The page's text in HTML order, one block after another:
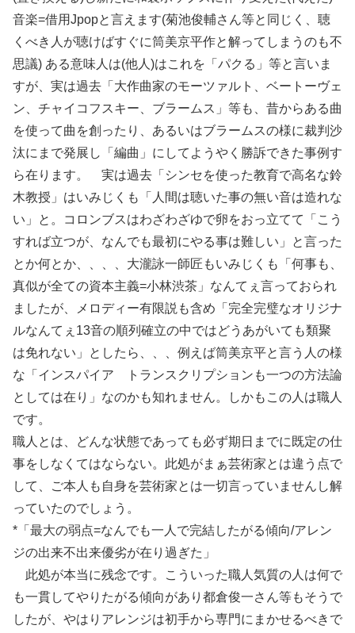
音楽=借用Jpopと言えます(菊池俊輔さん等と同じく、聴
くべき人が聴けばすぐに筒美京平作と解ってしまうのも不
思議) ある意味人は(他人)はこれを「パクる」等と言いま
すが、実は過去「大作曲家のモーツァルト、ベートーヴェ
ン、チャイコフスキー、ブラームス」等も、昔からある曲
を使って曲を創ったり、あるいはブラームスの様に裁判沙
汰にまで発展し「編曲」にしてようやく勝訴できた事例す
ら在ります。 実は過去「シンセを使った教育で高名な鈴
木教授」はいみじくも「人間は聴いた事の無い音は造れな
い」と。コロンブスはわざわざゆで卵をおっ立てて「こう
すれば立つが、なんでも最初にやる事は難しい」と言った
とか何とか、、、、大瀧詠一師匠もいみじくも「何事も、
真似が全ての資本主義=小林渋茶」なんてぇ言っておられ
ましたが、メロディー有限説も含め「完全完璧なオリジナ
ルなんてぇ13音の順列確立の中ではどうあがいても類聚
は免れない」としたら、、、例えば筒美京平と言う人の様
な「インスパイア トランスクリプションも一つの方法論
としては在り」なのかも知れません。しかもこの人は職人
です。
職人とは、どんな状態であっても必ず期日までに既定の仕
事をしなくてはならない。此処がまぁ芸術家とは違う点で
して、ご本人も自身を芸術家とは一切言っていませんし解
っていたのでしょう。
*「最大の弱点=なんでも一人で完結したがる傾向/アレン
ジの出来不出来優劣が在り過ぎた」
此処が本当に残念です。こういった職人気質の人は何で
も一貫してやりたがる傾向があり都倉俊一さん等もそうで
したが、やはりアレンジは初手から専門にまかせるべきで